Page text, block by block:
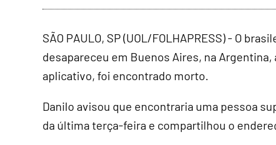
SÃO PAULO, SP (UOL/FOLHAPRESS) - O
desapareceu em Buenos Aires, na
aplicativo, foi encontrado morto.
Danilo avisou que encontraria uma pessoa
da última terça-feira e compartilhou o